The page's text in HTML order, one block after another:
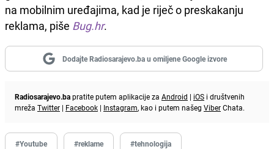
na mobilnim uređajima, kad je riječ o preskakanju
reklama, piše Bug.hr.
Dodajte Radiosarajevo.ba u omiljene Google izvore
Radiosarajevo.bapratite putem aplikacije za Android | iOS i društvenih
mreža Twitter | Facebook | Instagram, kao i putem našeg ViberChata.
#Youtube #reklame #tehnologija